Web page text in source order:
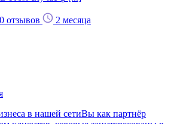
0 отзывов 2 месяца
в нашей сетиВы как партнёр